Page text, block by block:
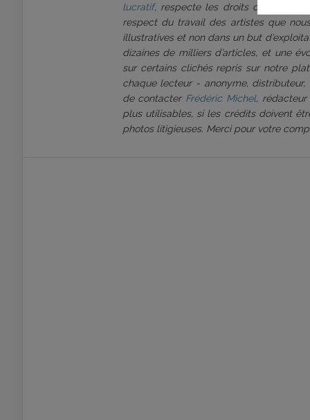
lucratif, respecte les droits d’auteur et
respect du travail des artistes que
illustratives et non dans un but
dizaines de milliers d’articles, et une
sur certains clichés repris sur notre
chaque lecteur - anonyme,
de contacter Frédéric Michel, rédacteur
plus utilisables, si les crédits doivent
photos litigieuses. Merci pour votre